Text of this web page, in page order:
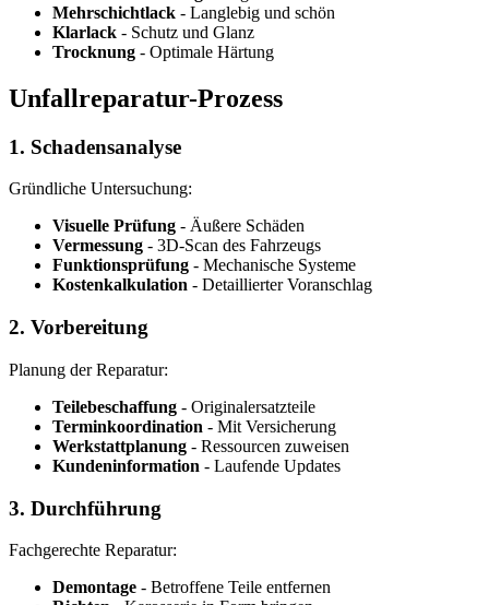
Mehrschichtlack - Langlebig und schön
Klarlack - Schutz und Glanz
Trocknung - Optimale Härtung
Unfallreparatur-Prozess
1. Schadensanalyse
Gründliche Untersuchung:
Visuelle Prüfung - Äußere Schäden
Vermessung - 3D-Scan des Fahrzeugs
Funktionsprüfung - Mechanische Systeme
Kostenkalkulation - Detaillierter Voranschlag
2. Vorbereitung
Planung der Reparatur:
Teilebeschaffung - Originalersatzteile
Terminkoordination - Mit Versicherung
Werkstattplanung - Ressourcen zuweisen
Kundeninformation - Laufende Updates
3. Durchführung
Fachgerechte Reparatur:
Demontage - Betroffene Teile entfernen